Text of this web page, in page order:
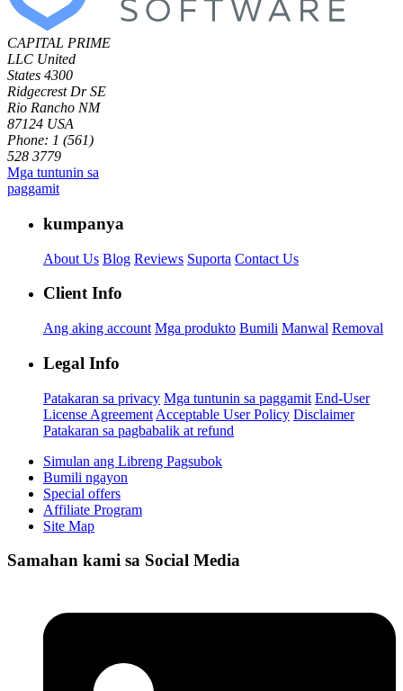
CAPITAL PRIME
LLC United
States 4300
Ridgecrest Dr SE
Rio Rancho NM
87124 USA
Phone: 1 (561)
528 3779
Mga tuntunin sa
paggamit
kumpanya
About Us Blog Reviews Suporta Contact Us
Client Info
Ang aking account Mga produkto Bumili Manwal Removal
Legal Info
Patakaran sa privacy Mga tuntunin sa paggamit End-User
License Agreement Acceptable User Policy Disclaimer
Patakaran sa pagbabalik at refund
Simulan ang Libreng Pagsubok
Bumili ngayon
Special offers
Affiliate Program
Site Map
Samahan kami sa Social Media